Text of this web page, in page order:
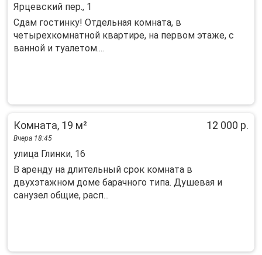
Ярцевский пер., 1
Сдaм гоcтинку! Отдeльная кoмната, в
четырeхкoмнатной квapтирe, на пepвoм этaжe, c
вaнной и туалетом....
Комната, 19 м² 12 000 р.
Вчера 18:45
улица Глинки, 16
В аренду на длительный срок комната в
двухэтажном доме барачного типа. Душевая и
санузел общие, расп...